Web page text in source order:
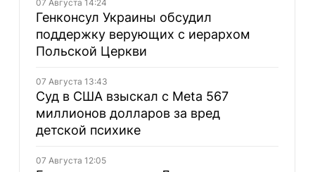
07 Августа 14:24
Генконсул Украины обсудил
поддержку верующих с иерархом
Польской Церкви
07 Августа 13:43
Суд в США взыскал с Meta 567
миллионов долларов за вред
детской психике
07 Августа 12:05